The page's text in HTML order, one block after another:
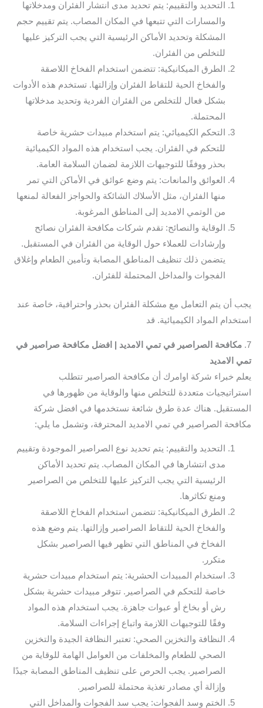
التحديد والتقييم: يتم تحديد مدى انتشار الفئران ومدخلاتها
والمسارات التي تتبعها في المكان المصاب. يتم تقييم حجم
المشكلة وتحديد الأماكن الرئيسية التي يجب التركيز عليها
للتخلص من الفئران.
الطرق الميكانيكية: تتضمن استخدام الفخاخ اللاصقة
والفخاخ الحية للتقاط الفئران وإزالتها. تستخدم هذه الأدوات
بشكل فعال للتخلص من الفئران الفردية وتحديد مدخلاتها
المحتملة.
التحكم الكيميائي: يتم استخدام مبيدات حشرية خاصة
للتحكم في الفئران. يجب استخدام هذه المواد الكيميائية
بحذر ووفقًا للتوجيهات اللازمة لضمان السلامة العامة.
العوائق والمانعات: يتم وضع عوائق في الأماكن التي تمر
منها الفئران، مثل الأسلاك الشائكة والحواجز الفعالة لمنعها
من الوتمي الامديد إلى المناطق المرغوبة.
الوقاية والنصائح: تقدم شركات مكافحة الفئران نصائح
وإرشادات للعملاء حول الوقاية من الفئران في المستقبل.
يتضمن ذلك تنظيف المناطق المصابة وتأمين الطعام وإغلاق
الفجوات والمداخل المحتملة للفئران.
يجب أن يتم التعامل مع مشكلة الفئران بحذر واحترافية، خاصة عند
استخدام المواد الكيميائية. قد
7. مكافحة الصراصير في تمي الامديد | افضل مكافحة صراصير في
تمي الامديد
يعلم خبراء شركة اوامرك أن مكافحة الصراصير تتطلب
استراتيجيات متعددة للتخلص منها والوقاية من ظهورها في
المستقبل. هناك عدة طرق شائعة نستخدمها في افضل شركة
مكافحة الصراصير في تمي الامديد المحترفة، وتشمل ما يلي:
التحديد والتقييم: يتم تحديد نوع الصراصير الموجودة وتقييم
مدى انتشارها في المكان المصاب. يتم تحديد الأماكن
الرئيسية التي يجب التركيز عليها للتخلص من الصراصير
ومنع تكاثرها.
الطرق الميكانيكية: تتضمن استخدام الفخاخ اللاصقة
والفخاخ الحية للتقاط الصراصير وإزالتها. يتم وضع هذه
الفخاخ في المناطق التي تظهر فيها الصراصير بشكل
متكرر.
استخدام المبيدات الحشرية: يتم استخدام مبيدات حشرية
خاصة للتحكم في الصراصير. تتوفر مبيدات حشرية بشكل
رش أو بخاخ أو عبوات جاهزة. يجب استخدام هذه المواد
وفقًا للتوجيهات اللازمة واتباع إجراءات السلامة.
النظافة والتخزين الصحي: تعتبر النظافة الجيدة والتخزين
الصحي للطعام والمخلفات من العوامل الهامة للوقاية من
الصراصير. يجب الحرص على تنظيف المناطق المصابة جيدًا
وإزالة أي مصادر تغذية محتملة للصراصير.
الختم وسد الفجوات: يجب سد الفجوات والمداخل التي